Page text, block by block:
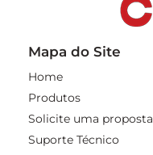
Mapa do Site
Home
Produtos
Solicite uma proposta
Suporte Técnico